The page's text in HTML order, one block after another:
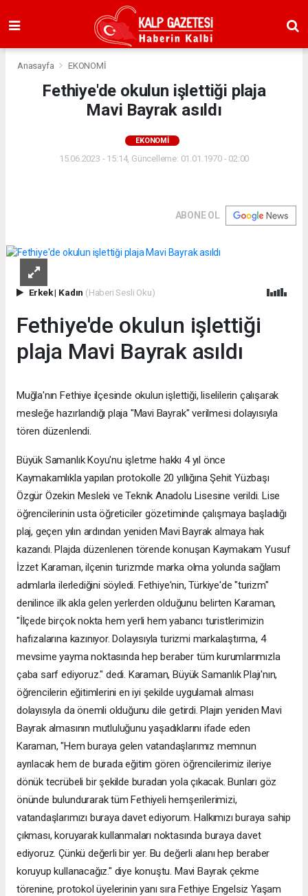
Anasayfa EKONOMİ
Fethiye'de okulun işlettiği plaja
Mavi Bayrak asıldı
EKONOMİ
15.06.2023 - 15:14, Güncelleme: 01.01.1970 - 02:00
ABONE OL
Erkek| Kadın (Haberi Sesli Oku)
Fethiye'de okulun işlettiği
plaja Mavi Bayrak asıldı
Muğla'nın Fethiye ilçesinde okulun işlettiği, liselilerin çalışarak
mesleğe hazırlandığı plaja "Mavi Bayrak" verilmesi dolayısıyla
tören düzenlendi.
Büyük Samanlık Koyu'nu işletme hakkı 4 yıl önce
Kaymakamlıkla yapılan protokolle 20 yıllığına Şehit Yüzbaşı
Özgür Özekin Mesleki ve Teknik Anadolu Lisesine verildi. Lise
öğrencilerinin usta öğreticiler gözetiminde çalışmaya başladığı
plaj, geçen yılın ardından yeniden Mavi Bayrak almaya hak
kazandı. Plajda düzenlenen törende konuşan Kaymakam Yusuf
İzzet Karaman, ilçenin turizmde marka olma yolunda sağlam
adımlarla ilerlediğini söyledi. Fethiye'nin, Türkiye'de "turizm"
denilince ilk akla gelen yerlerden olduğunu belirten Karaman,
"İlçede birçok nokta hem yerli hem yabancı turistlerimizin
hafızalarına kazınıyor. Dolayısıyla turizmi markalaştırma, 4
mevsime yayma noktasında hep beraber tüm kurumlarımızla
çaba sarf ediyoruz." dedi. Karaman, Büyük Samanlık Plajı'nın,
öğrencilerin eğitimlerini en iyi şekilde uygulamalı alması
dolayısıyla da önemli olduğunu dile getirdi. Plajın yeniden Mavi
Bayrak almasının mutluluğunu yaşadıklarını ifade eden
Karaman, "Hem buraya gelen vatandaşlarımız memnun
ayrılacak hem de burada eğitim gören öğrencilerimiz ileriye
dönük tecrübeli bir şekilde buradan yola çıkacak. Bunları göz
önünde bulundurarak tüm Fethiyeli hemşerilerimizi,
vatandaşlarımızı buraya davet ediyorum. Halkımızı buraya sahip
çıkması, koruyarak kullanmaları noktasında buraya davet
ediyoruz. Çünkü değerli bir yer. Bu değerli alanı hep beraber
koruyup kullanacağız." diye konuştu. Mavi Bayrak çekme
törenine, protokol üyelerinin yanı sıra Fethiye Engelsiz Yaşam